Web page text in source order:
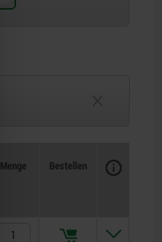
Menge Bestellen